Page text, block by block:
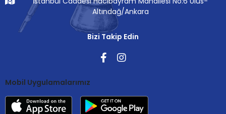
Altındağ/Ankara
Bizi Takip Edin
Mobil Uygulamalarımız